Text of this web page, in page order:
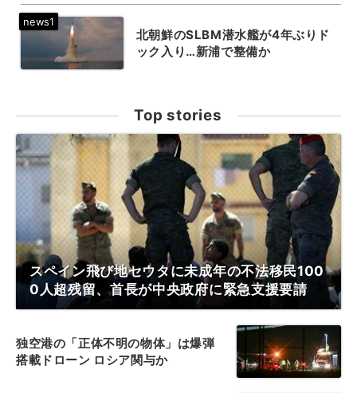
北朝鮮のSLBM潜水艦が4年ぶりド
ック入り…新浦で整備か
Top stories
スペイン飛び地セウタに未成年の不法移民100
0人超残留、首長が中央政府に緊急支援要請
独空港の「正体不明の物体」は爆弾
搭載ドローン ロシア関与か